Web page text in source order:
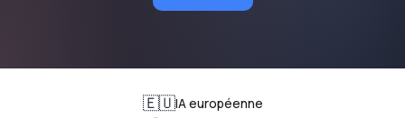
🇪🇺IA européenne